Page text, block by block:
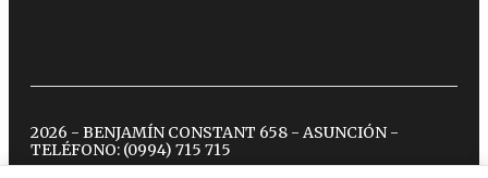
2026 - BENJAMÍN CONSTANT 658 - ASUNCIÓN -
TELÉFONO: (0994) 715 715